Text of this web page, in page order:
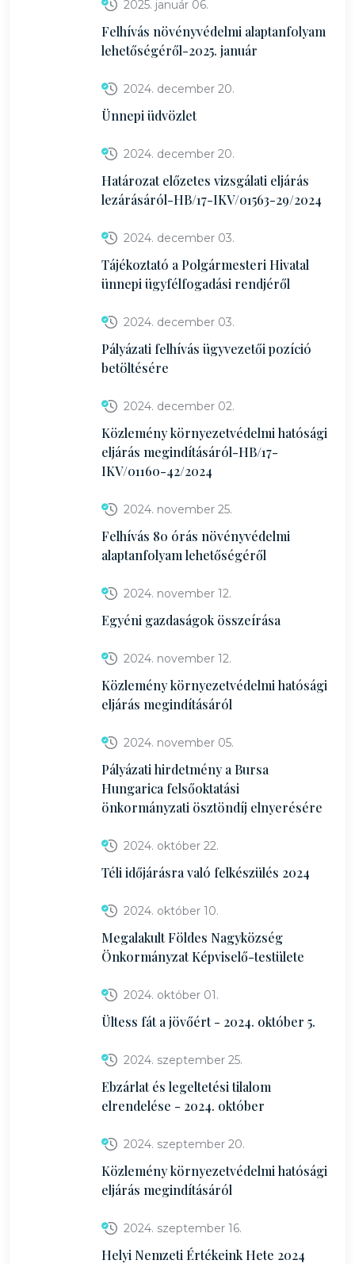
2025. január 06.
Felhívás növényvédelmi alaptanfolyam
lehetőségéről-2025. január
2024. december 20.
Ünnepi üdvözlet
2024. december 20.
Határozat előzetes vizsgálati eljárás
lezárásáról-HB/17-IKV/01563-29/2024
2024. december 03.
Tájékoztató a Polgármesteri Hivatal
ünnepi ügyfélfogadási rendjéről
2024. december 03.
Pályázati felhívás ügyvezetői pozíció
betöltésére
2024. december 02.
Közlemény környezetvédelmi hatósági
eljárás megindításáról-HB/17-
IKV/01160-42/2024
2024. november 25.
Felhívás 80 órás növényvédelmi
alaptanfolyam lehetőségéről
2024. november 12.
Egyéni gazdaságok összeírása
2024. november 12.
Közlemény környezetvédelmi hatósági
eljárás megindításáról
2024. november 05.
Pályázati hirdetmény a Bursa
Hungarica felsőoktatási
önkormányzati ösztöndíj elnyerésére
2024. október 22.
Téli időjárásra való felkészülés 2024
2024. október 10.
Megalakult Földes Nagyközség
Önkormányzat Képviselő-testülete
2024. október 01.
Ültess fát a jövőért - 2024. október 5.
2024. szeptember 25.
Ebzárlat és legeltetési tilalom
elrendelése - 2024. október
2024. szeptember 20.
Közlemény környezetvédelmi hatósági
eljárás megindításáról
2024. szeptember 16.
Helyi Nemzeti Értékeink Hete 2024